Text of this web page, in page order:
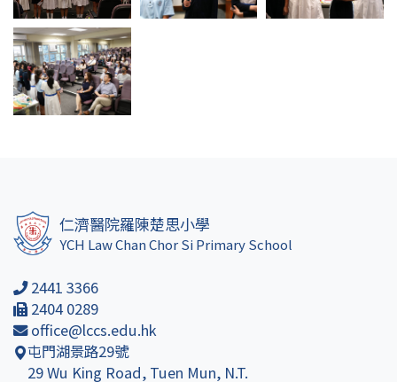
仁濟醫院羅陳楚思小學
YCH Law Chan Chor Si Primary School
2441 3366
2404 0289
office@lccs.edu.hk
屯門湖景路29號
29 Wu King Road, Tuen Mun, N.T.